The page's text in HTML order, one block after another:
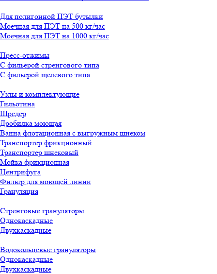
Для полигонной ПЭТ бутылки
Моечная для ПЭТ на 500 кг/час
Моечная для ПЭТ на 1000 кг/час
Пресс-отжимы
С фильерой стренгового типа
С фильерой щелевого типа
Узлы и комплектующие
Гильотина
Шредер
Дробилка моющая
Ванна флотационная с выгружным шнеком
Транспортер фрикционный
Транспортер шнековый
Мойка фрикционная
Центрифуга
Фильтр для моющей линии
Грануляция
Стренговые грануляторы
Однокаскадные
Двухкаскадные
Водокольцевые грануляторы
Однокаскадные
Двухкаскадные